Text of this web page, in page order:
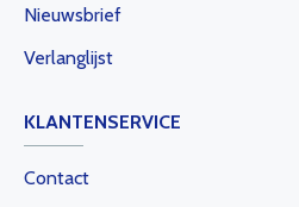
Nieuwsbrief
Verlanglijst
KLANTENSERVICE
Contact